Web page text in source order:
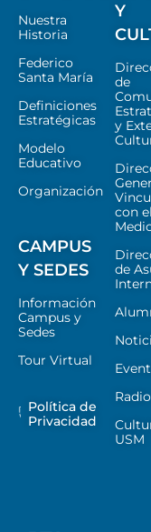
Nuestra
Historia
Federico
Santa María
Definiciones
Estratégicas
Modelo
Educativo
Organización
CAMPUS
Y SEDES
Información
Campus y
Sedes
Tour Virtual
Política de
Privacidad
Y
de
y
con el
de
USM